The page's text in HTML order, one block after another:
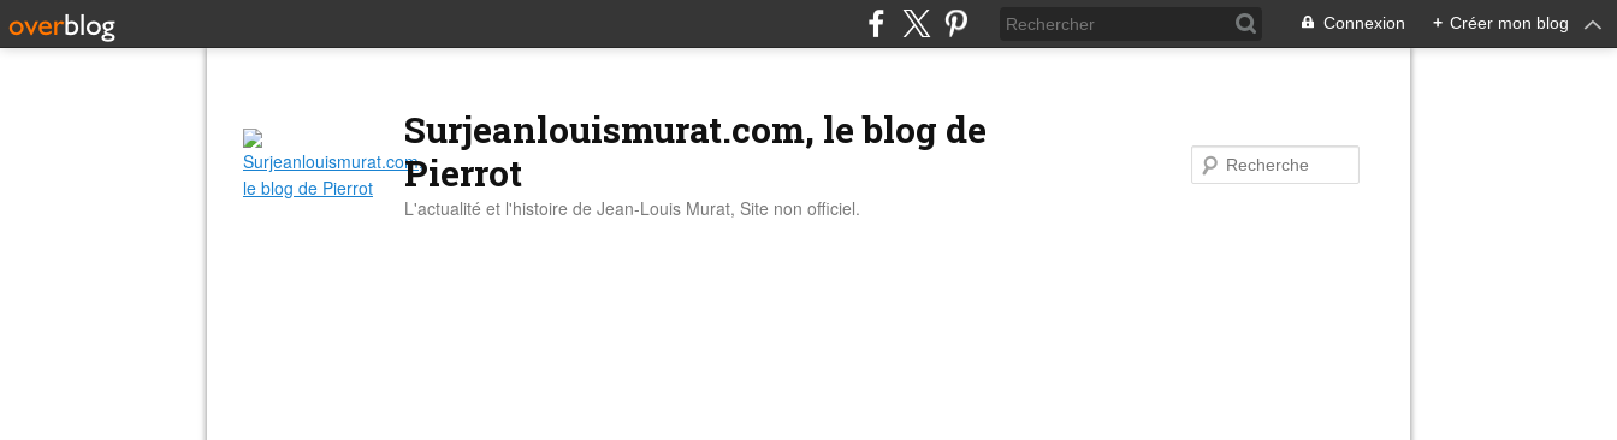
Connexion + Créer mon blog
Surjeanlouismurat.com, le blog de
Pierrot
L'actualité et l'histoire de Jean-Louis Murat, Site non officiel.